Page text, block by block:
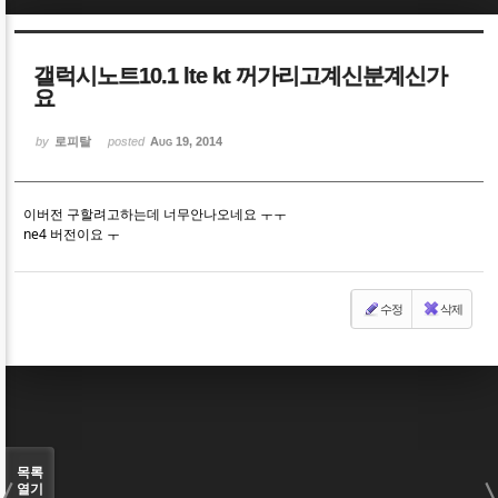
갤럭시노트10.1 lte kt 꺼가리고계신분계신가
요
by 로피탈 posted Aug 19, 2014
이버전 구할려고하는데 너무안나오네요 ㅜㅜ
ne4 버전이요 ㅜ
수정 삭제
목록
열기
Sketchbook5, 스케치북5
Sketchbook5, 스케치북5
Sketchbook5, 스케치북5
Sketchbook5, 스케치북5